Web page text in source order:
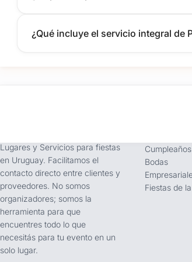
¿Qué incluye el servicio integral de
Lugares y Servicios para fiestas
en Uruguay. Facilitamos el
contacto directo entre clientes y
proveedores. No somos
organizadores; somos la
herramienta para que
encuentres todo lo que
necesitás para tu evento en un
solo lugar.
Bodas
Fiestas de